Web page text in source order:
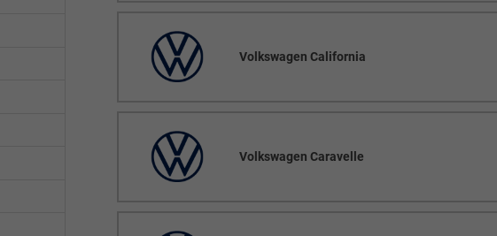
Volkswagen California
Volkswagen Caravelle